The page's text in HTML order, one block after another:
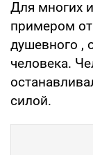
Для многих
примером
душевного ,
человека.
силой.